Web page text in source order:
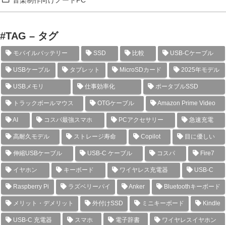
#TAG – タグ
モバイルバッテリー SSD 比較 USB-Cケーブル
USBケーブル タブレット MicroSDカード 2025年モデル
USBメモリ 仕事効率化 ポータブルSSD
トラックボールマウス OTGケーブル Amazon Prime Video
AI コスパ最強スマホ PCアクセサリー 急速充電
高耐久モデル ストレージ寿命 Copilot 目に優しい
伸縮USBケーブル USB-C ケーブル コスパ Fire7
イヤホン キーボード ワイヤレス充電器 USB-C
Raspberry Pi ラズベリーパイ Anker Bluetoothキーボード
メリット・デメリット 外付けSSD ミニキーボード Kindle
USB-C 充電器 スマホ 電子辞書 ワイヤレスイヤホン